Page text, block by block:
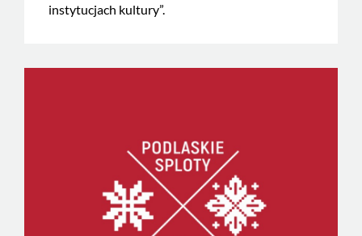
instytucjach kultury”.